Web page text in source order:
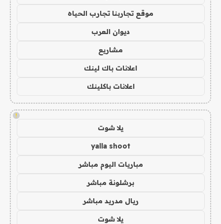
موقع تجاربنا تجارب الحياه
ديوان العرب
مشاريع
اعلانات باك لينك
اعلانات باكلينك
!
يلا شوت
yalla shoot
مباريات اليوم مباشر
برشلونة مباشر
ريال مدريد مباشر
يلا شوت